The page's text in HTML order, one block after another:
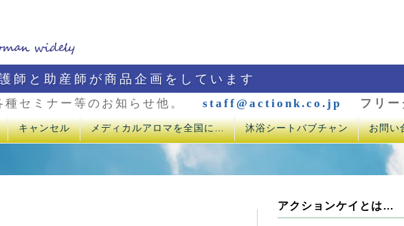
師と助産師が商品企画をしています
セミナー等のお知らせ他。 staff@actionk.co.jp フリー
キャンセル メディカルアロマを全国に… 沐浴シートバブチャン お問い
アクションケイとは…